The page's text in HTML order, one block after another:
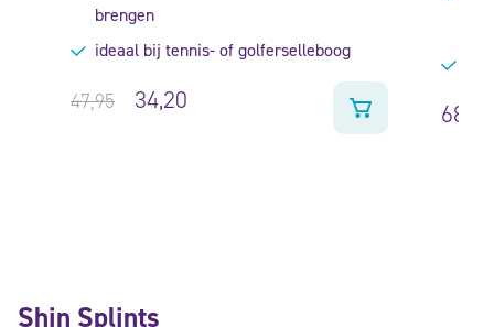
brengen
ideaal bij tennis- of golferselleboog
47,95 34,20 68,95
Shin Splints